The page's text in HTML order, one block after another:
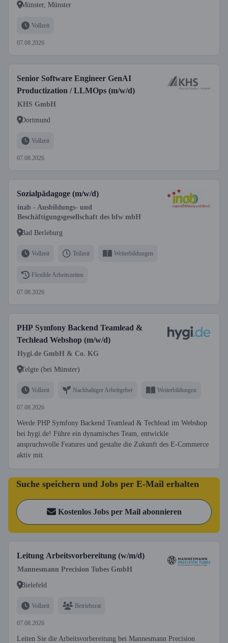
Münster, Münster
Vollzeit
07.08.2026
Senior Software Engineer GenAI
Productization / LLMOps (m/w/d)
KHS GmbH
Dortmund
Vollzeit
07.08.2026
Sozialpädagoge (m/w/d)
inab - Ausbildungs- und
Beschäftigungsgesellschaft des bfw mbH
Bad Berleburg
Vollzeit Teilzeit Weiterbildungen
Flexible Arbeitszeiten
07.08.2026
PHP Symfony Backend Teamlead &
Techlead Webshop (m/w/d)
Hygi.de GmbH & Co. KG
Telgte (bei Münster)
Vollzeit Nachhaltiger Arbeitgeber Weiterbildungen
07.08.2026
Werde PHP Symfony Backend Teamlead & Techlead im Webshop
bei hygi.de! Führe ein dynamisches Team, entwickle
anspruchsvolle Features und gestalte die Zukunft des E-Commerce
aktiv mit.
Suche speichern und Jobs per E-Mail erhalten
Kostenlos Jobs per Mail abonnieren
Leitung Arbeitsvorbereitung (w/m/d)
Mannesmann Precision Tubes GmbH
Bielefeld
Vollzeit Betriebsrat
07.08.2026
Leiten Sie die Arbeitsvorbereitung bei Mannesmann Precision